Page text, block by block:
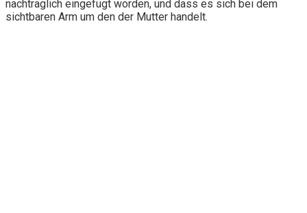
nachträglich eingefügt worden, und dass es sich bei dem
sichtbaren Arm um den der Mutter handelt.